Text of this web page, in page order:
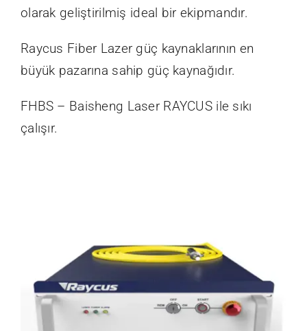
olarak geliştirilmiş ideal bir ekipmandır.
Raycus Fiber Lazer güç kaynaklarının en
büyük pazarına sahip güç kaynağıdır.
FHBS – Baisheng Laser RAYCUS ile sıkı
çalışır.